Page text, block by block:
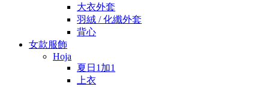
大衣外套
羽絨 / 化纖外套
背心
女款服飾
Hoja
夏日1加1
上衣